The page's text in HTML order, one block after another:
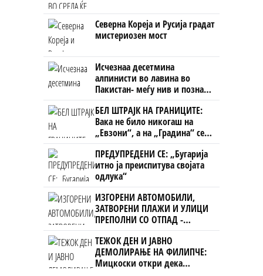
Северна Кореја и Русија градат
мистериозен мост
Исчезнаа десетмина
алпинисти во лавина во
Пакистан- меѓу нив и познат
Непалец
БЕЛ ШТРАЈК НА ГРАНИЦИТЕ:
Вака не било никогаш на
„Евзони“, а на „Градина“ се
чека и пет часа
ПРЕДУПРЕДЕНИ СЕ: „Бугарија
итно ја преиспитува својата
одлука“
ИЗГОРЕНИ АВТОМОБИЛИ,
ЗАТВОРЕНИ ПЛАЖИ И УЛИЦИ
ПРЕПОЛНИ СО ОТПАД -
Фнидек во хаос по
мигрантскиот бран кон Сеута
ТЕЖОК ДЕН И ЈАВНО
ДЕМОЛИРАЊЕ НА ФИЛИПЧЕ:
Мицкоски откри дека